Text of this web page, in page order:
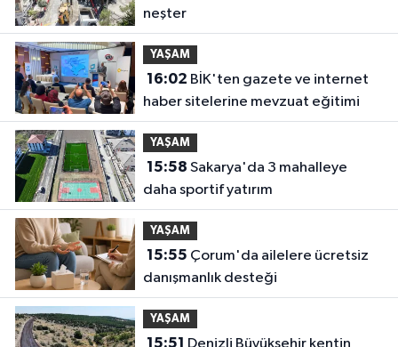
neşter
YAŞAM
16:02
haber sitelerine mevzuat eğitimi
YAŞAM
15:58
daha sportif yatırım
YAŞAM
15:55
danışmanlık desteği
YAŞAM
15:51